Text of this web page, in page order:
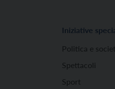
Iniziative
Politica e
Spettacoli
Sport